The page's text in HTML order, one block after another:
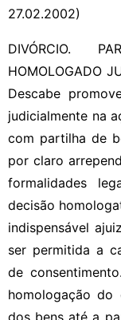
27.02.2002)
DIVÓRCIO.
HOMOLOGADO
Descabe
judicialmente na
com partilha de
por claro
formalidades
decisão
indispensável
ser permitida a
de
homologação
dos bens até a